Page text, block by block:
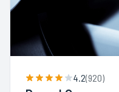
4.2(920)